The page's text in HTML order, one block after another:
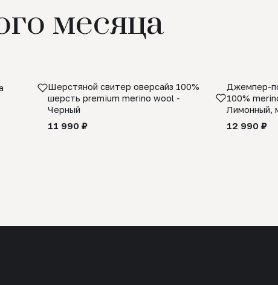
месяца
Шерстяной свитер оверсайз 100%
шерсть premium merino wool -
Черный
11 990 ₽
Джемпер-
100%
Лимонный,
12 990 ₽